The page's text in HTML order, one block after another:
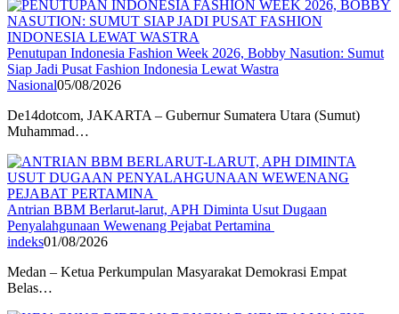
Penutupan Indonesia Fashion Week 2026, Bobby Nasution: Sumut
Siap Jadi Pusat Fashion Indonesia Lewat Wastra
Nasional05/08/2026
De14dotcom, JAKARTA – Gubernur Sumatera Utara (Sumut)
Muhammad…
Antrian BBM Berlarut-larut, APH Diminta Usut Dugaan
Penyalahgunaan Wewenang Pejabat Pertamina
indeks01/08/2026
Medan – Ketua Perkumpulan Masyarakat Demokrasi Empat
Belas…